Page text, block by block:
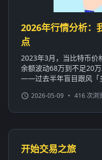
2026年行情分析：
点
2023年3月，当比特币价
余额波动68万到不足20
——过去半年盲目跟风「
2026-05-09 • 416 次浏
开始交易之旅